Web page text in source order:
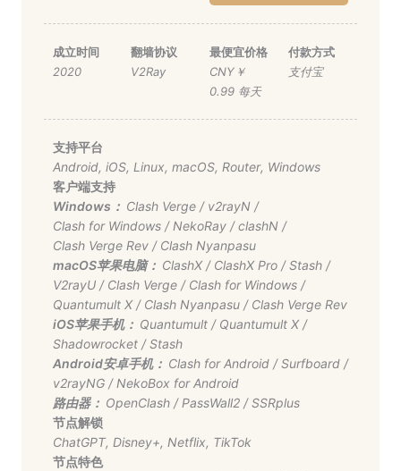
成立时间
2020
翻墙协议
V2Ray
最便宜价格
CNY￥
0.99 每天
付款方式
支付宝
支持平台
Android, iOS, Linux, macOS, Router, Windows
客户端支持
Windows： Clash Verge/ v2rayN/
Clash for Windows/ NekoRay/clashN/
Clash Verge Rev/ Clash Nyanpasu
macOS苹果电脑： ClashX/ ClashX Pro/Stash/
V2rayU/ Clash Verge/ Clash for Windows/
Quantumult X/ Clash Nyanpasu/ Clash Verge Rev
iOS苹果手机： Quantumult/ Quantumult X/
Shadowrocket/Stash
Android安卓手机： Clash for Android/Surfboard/
v2rayNG/ NekoBox for Android
路由器： OpenClash/ PassWall2/SSRplus
节点解锁
ChatGPT, Disney+, Netflix, TikTok
节点特色